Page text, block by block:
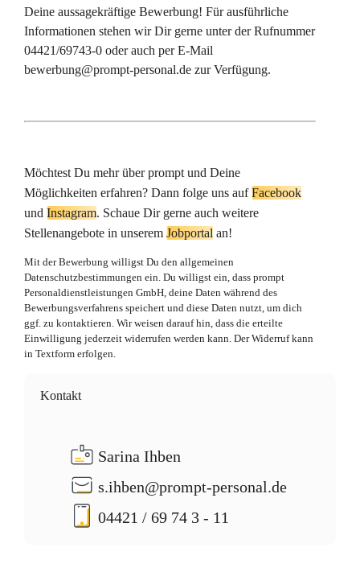
Deine aussagekräftige Bewerbung! Für ausführliche
Informationen stehen wir Dir gerne unter der Rufnummer
04421/69743-0 oder auch per E-Mail
bewerbung@prompt-personal.de zur Verfügung.
Möchtest Du mehr über prompt und Deine
Möglichkeiten erfahren? Dann folge uns aufFacebook
und Instagram. Schaue Dir gerne auch weitere
Stellenangebote in unserem Jobportal an!
Mit der Bewerbung willigst Du den allgemeinen
Datenschutzbestimmungen ein. Du willigst ein, dass prompt
Personaldienstleistungen GmbH, deine Daten während des
Bewerbungsverfahrens speichert und diese Daten nutzt, um dich
ggf. zu kontaktieren. Wir weisen darauf hin, dass die erteilte
Einwilligung jederzeit widerrufen werden kann. Der Widerruf kann
in Textform erfolgen.
Kontakt
Sarina Ihben
s.ihben@prompt-personal.de
04421 / 69 74 3 - 11